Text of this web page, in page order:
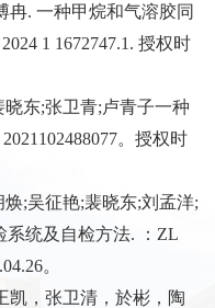
冉. 一种甲烷和气溶胶同
1 1672747.1. 授权时
晓东;张卫青;卢青子一种
2021102488077。授权时
焕;吴征艳;裴晓东;刘孟洋;
系统及自检方法. ： ZL
。
凯，张卫清，於彬，陶